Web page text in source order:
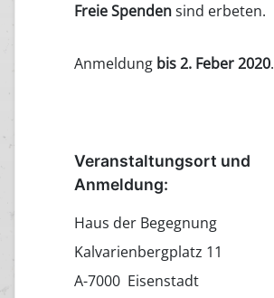
Freie Spendensind erbeten.
Anmeldung bis 2. Feber 2020.
Veranstaltungsort und
Anmeldung:
Haus der Begegnung
Kalvarienbergplatz 11
A-7000 Eisenstadt